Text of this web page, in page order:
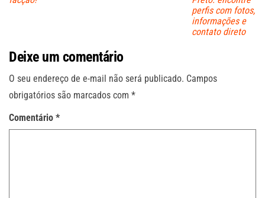
perfis com fotos,
informações e
contato direto
Deixe um comentário
O seu endereço de e-mail não será publicado. Campos
obrigatórios são marcados com *
Comentário *